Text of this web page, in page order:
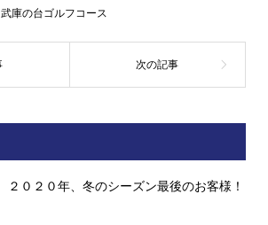
武庫の台ゴルフコース
２０２０年、冬のシーズン最後のお客様！